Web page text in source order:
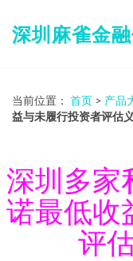
深圳麻雀金
当前位置： 首页 > 产品
益与未履行投资者评估
深圳多家
诺最低收
评